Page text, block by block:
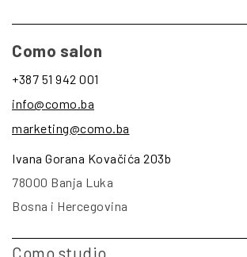
Como salon
+387 51 942 001
info@como.ba
marketing@como.ba
Ivana Gorana Kovačića 203b
78000 Banja Luka
Bosna i Hercegovina
Como studio